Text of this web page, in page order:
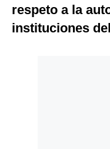
respeto a la
instituciones